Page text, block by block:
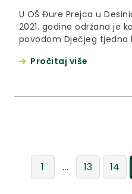
U OŠ Đure Prejca u
2021. godine održana je
povodom Dječjeg tjedna
4. do 10. listopada te je
Pročitaj više
1 ... 13 14